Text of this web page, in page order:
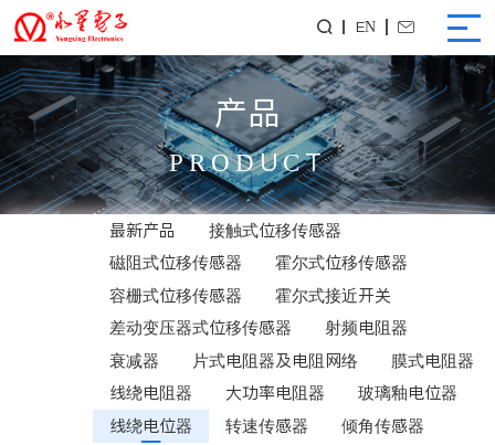
 EN 
产品
PRODUCT
最新产品
接触式位移传感器
磁阻式位移传感器
霍尔式位移传感器
容栅式位移传感器
霍尔式接近开关
差动变压器式位移传感器
射频电阻器
衰减器
片式电阻器及电阻网络
膜式电阻器
线绕电阻器
大功率电阻器
玻璃釉电位器
线绕电位器
转速传感器
倾角传感器